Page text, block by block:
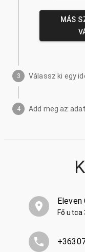
MÁS
3 Válassz ki egy
4 Add meg az
Eleven
Fő